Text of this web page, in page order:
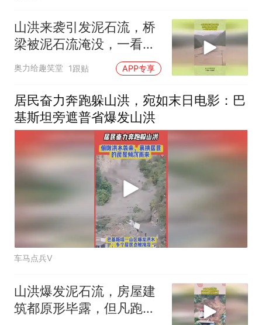
山洪来袭引发泥石流，桥
梁被泥石流淹没，一看就
是豆腐渣
奥力给趣笑堂 1跟贴 APP专享
居民奋力奔跑躲山洪，宛如末日电影：巴
基斯坦旁遮普省爆发山洪
车马点兵V
山洪爆发泥石流，房屋建
筑都原形毕露，但凡跑慢